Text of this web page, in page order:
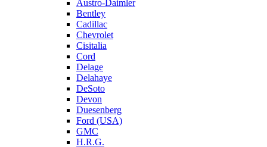
Austro-Daimler
Bentley
Cadillac
Chevrolet
Cisitalia
Cord
Delage
Delahaye
DeSoto
Devon
Duesenberg
Ford (USA)
GMC
H.R.G.